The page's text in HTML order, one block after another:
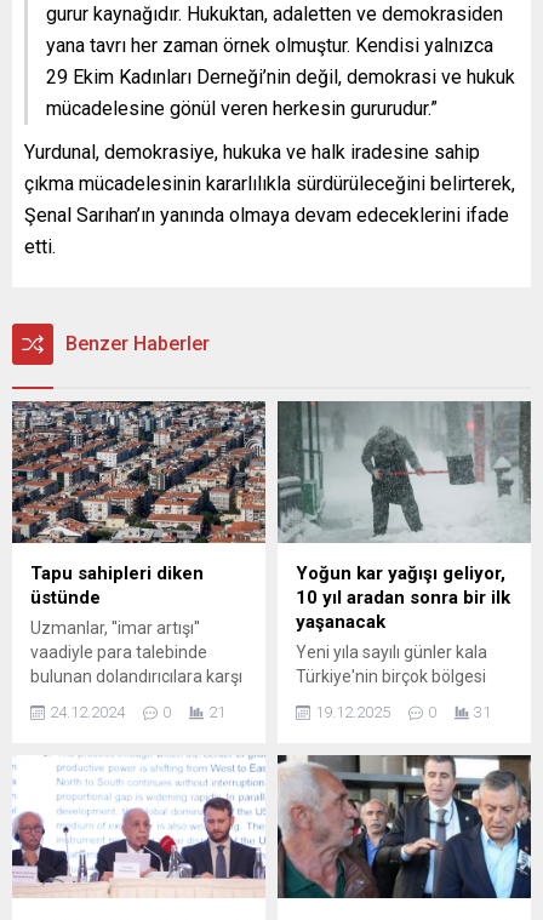
gurur kaynağıdır. Hukuktan, adaletten ve demokrasiden
yana tavrı her zaman örnek olmuştur. Kendisi yalnızca
29 Ekim Kadınları Derneği’nin değil, demokrasi ve hukuk
mücadelesine gönül veren herkesin gururudur.”
Yurdunal, demokrasiye, hukuka ve halk iradesine sahip
çıkma mücadelesinin kararlılıkla sürdürüleceğini belirterek,
Şenal Sarıhan’ın yanında olmaya devam edeceklerini ifade
etti.
Benzer Haberler
Tapu sahipleri diken
üstünde
Uzmanlar, ''imar artışı''
vaadiyle para talebinde
bulunan dolandırıcılara karşı
tapu sahiplerini uyardı. Son
zamanlarda kentsel
gecekondular ve sitelerde
yaşayanlar, yüksek
bedellerle dolandırılabiliyor.
Hukukçular dikkat edilmesi
gerektiğini ve asıl sürecin
nasıl işlediğini tane tane
24.12.2024 0 21
Yoğun kar yağışı geliyor,
10 yıl aradan sonra bir ilk
yaşanacak
Yeni yıla sayılı günler kala
Türkiye'nin birçok bölgesi
için yoğun kar yağışı uyarısı
yapıldı. Prof. Dr. Orhan Şen,
kar yağışı görülebileceğini
belirterek, önümüzdeki
günlerde açıklanacak
verilerin belirleyici olacağına
dikkat çekti.
19.12.2025 0 31